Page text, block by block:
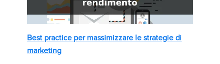
Best practice per massimizzare le strategie di
marketing